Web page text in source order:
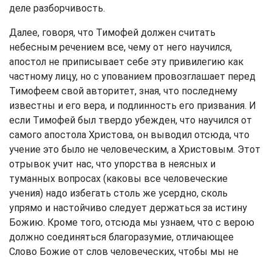
деле разборчивость.
Далее, говоря, что Тимофей должен считать
небесным речением все, чему от него научился,
апостол не приписывает себе эту привилегию как
частному лицу, но с упованием провозглашает перед
Тимофеем свой авторитет, зная, что последнему
известны и его вера, и подлинность его призвания. И
если Тимофей был твердо убежден, что научился от
самого апостола Христова, он выводил отсюда, что
учение это было не человеческим, а Христовым. Этот
отрывок учит нас, что упорства в неясных и
туманных вопросах (каковы все человеческие
учения) надо избегать столь же усердно, сколь
упрямо и настойчиво следует держаться за истину
Божию. Кроме того, отсюда мы узнаем, что с верою
должно соединяться благоразумие, отличающее
Слово Божие от слов человеческих, чтобы мы не